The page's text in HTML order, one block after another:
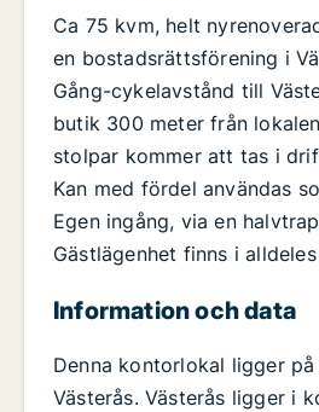
Ca 75 kvm, helt
en bostadsrättsförening i
Gång-cykelavstånd till
butik 300 meter från
stolpar kommer att tas i
Kan med fördel användas
Egen ingång, via en
Gästlägenhet finns i
Information och data
Denna kontorlokal ligger
Västerås. Västerås ligger i